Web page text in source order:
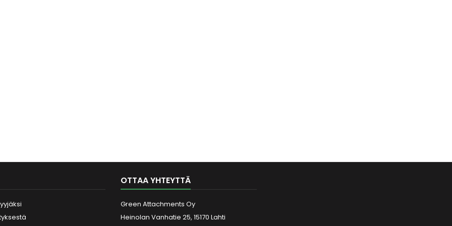
OTTAA YHTEYTTÄ
Green Attachments Oy
Heinolan Vanhatie 25, 15170 Lahti